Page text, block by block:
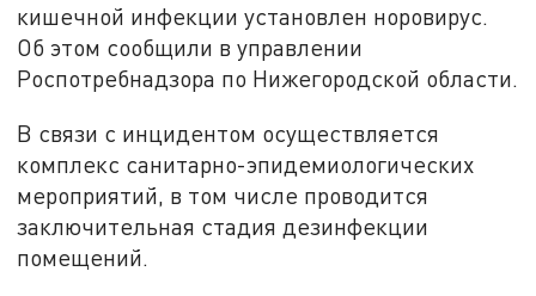
кишечной инфекции установлен норовирус.
Об этом сообщили в управлении
Роспотребнадзора по Нижегородской области.
В связи с инцидентом осуществляется
комплекс санитарно-эпидемиологических
мероприятий, в том числе проводится
заключительная стадия дезинфекции
помещений.